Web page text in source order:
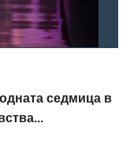
седмица в